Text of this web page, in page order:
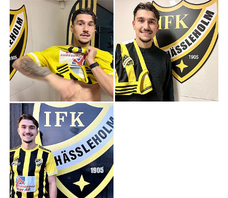
IFK GER TILLBAKA
50/50 LOTTERIET
IFK TIPSET 2026
VM-TIPSET 2026